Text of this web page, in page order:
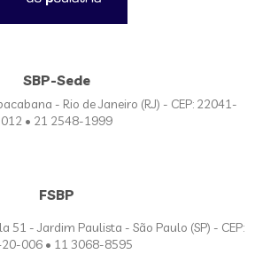
SBP-Sede
- Rio de Janeiro (RJ) - CEP: 22041-
012 • 21 2548-1999
FSBP
51 - Jardim Paulista - São Paulo (SP) - CEP:
006 • 11 3068-8595